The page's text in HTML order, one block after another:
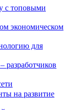
с топовыми
экономическом
для
на развитие